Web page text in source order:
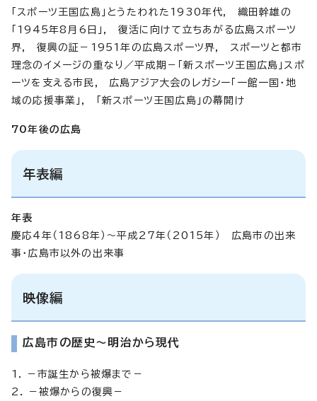
「スポーツ王国広島」とうたわれた1930年代, 織田幹雄の
「1945年8月6日」, 復活に向けて立ちあがる広島スポーツ
界, 復興の証－1951年の広島スポーツ界, スポーツと都市
理念のイメージの重なり／平成期－「新スポーツ王国広島」スポ
ーツを支える市民, 広島アジア大会のレガシー「一館一国・地
域の応援事業」, 「新スポーツ王国広島」の幕開け
70年後の広島
年表編
年表
慶応4年（1868年）～平成27年（2015年） 広島市の出来
事・広島市以外の出来事
映像編
広島市の歴史～明治から現代
1. －市誕生から被爆まで－
2. －被爆からの復興－